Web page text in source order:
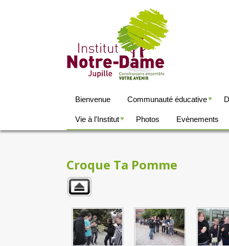
Bienvenue Communauté éducative
Vie à l'Institut Photos Evènements
Croque Ta Pomme